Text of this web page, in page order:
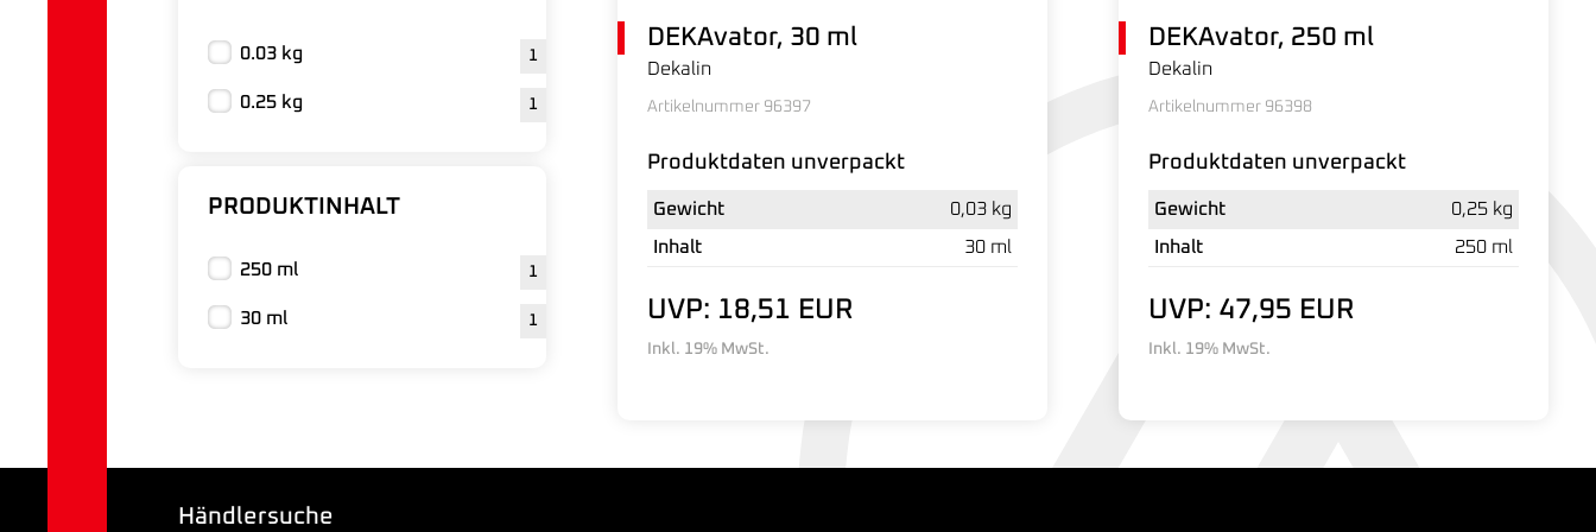
0.03 kg 1
0.25 kg 1
PRODUKTINHALT
250 ml 1
30 ml 1
DEKAvator, 30 ml
Dekalin
Artikelnummer 96397
Produktdaten unverpackt
Gewicht
0,03 kg
Inhalt
30 ml
UVP: 18,51 EUR
Inkl. 19% MwSt.
DEKAvator, 250 ml
Dekalin
Artikelnummer 96398
Produktdaten unverpackt
Gewicht
0,25 kg
Inhalt
250 ml
UVP: 47,95 EUR
Inkl. 19% MwSt.
Händlersuche